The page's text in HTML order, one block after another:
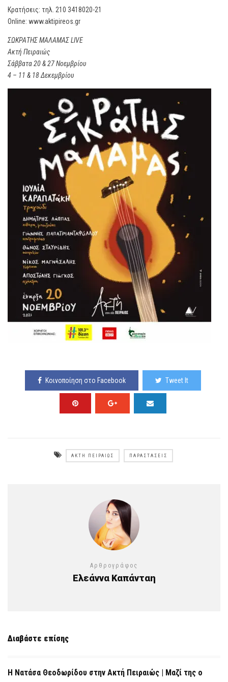
Κρατήσεις: τηλ. 210 3418020-21
Οnline: www.aktipireos.gr
ΣΩΚΡΑΤΗΣ ΜΑΛΑΜΑΣ LIVE
Ακτή Πειραιώς
Σάββατα 20 & 27 Νοεμβρίου
4 – 11 & 18 Δεκεμβρίου
Κοινοποίηση στο Facebook Tweet It
ΑΚΤΉ ΠΕΙΡΑΙΏΣ ΠΑΡΑΣΤΆΣΕΙΣ
Αρθρογράφος
Ελεάννα Καπάνταη
Διαβάστε επίσης
Η Νατάσα Θεοδωρίδου στην Ακτή Πειραιώς | Μαζί της ο